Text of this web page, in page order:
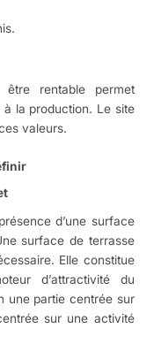
rentable permet
à la production. Le site
valeurs.
d’une surface
surface de terrasse
Elle constitue
d’attractivité du
une partie centrée sur
sur une activité